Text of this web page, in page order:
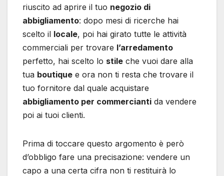
riuscito ad aprire il tuo negozio di
abbigliamento: dopo mesi di ricerche hai
scelto il locale, poi hai girato tutte le attività
commerciali per trovare l’arredamento
perfetto, hai scelto lo stile che vuoi dare alla
tua boutique e ora non ti resta che trovare il
tuo fornitore dal quale acquistare
abbigliamento per commercianti da vendere
poi ai tuoi clienti.
Prima di toccare questo argomento è però
d’obbligo fare una precisazione: vendere un
capo a una certa cifra non ti restituirà lo